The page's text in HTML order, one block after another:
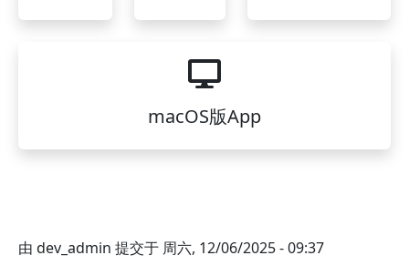
macOS版App
由 dev_admin 提交于 周六, 12/06/2025 - 09:37